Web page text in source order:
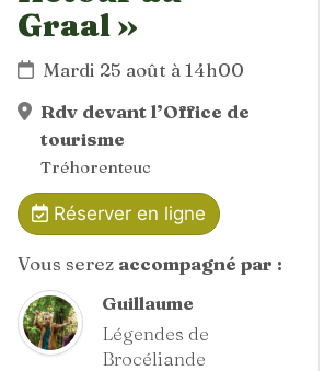
Graal »
Mardi 25 août à 14h00
Rdv devant l’Office de
tourisme
Tréhorenteuc
Réserver en ligne
Vous serez accompagné par :
Guillaume
Légendes de
Brocéliande